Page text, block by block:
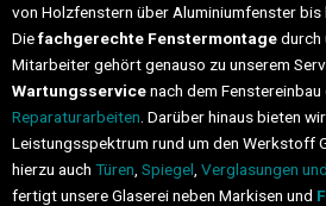
von Holzfenstern über Aluminiumfenster
Diefachgerechte Fenstermontagedurch
Mitarbeiter gehört genauso zu unserem
Wartungsservicenach dem
Reparaturarbeiten . Darüber hinaus bieten
Leistungsspektrum rund um den Werkstoff
hierzu auch Türen Spiegel Verglasungen
fertigt unsere Glaserei neben Markisen und